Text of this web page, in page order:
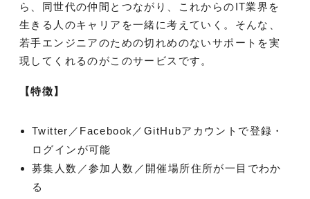
ら、同世代の仲間とつながり、これからのIT業界を
生きる人のキャリアを一緒に考えていく。そんな、
若手エンジニアのための切れめのないサポートを実
現してくれるのがこのサービスです。
【特徴】
Twitter／Facebook／GitHubアカウントで登録・
ログインが可能
募集人数／参加人数／開催場所住所が一目でわか
る